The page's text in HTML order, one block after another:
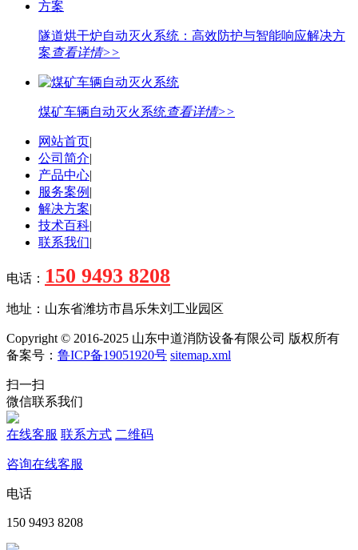
隧道烘干炉自动灭火系统：高效防护与智能响应解决方
案查看详情>>
煤矿车辆自动灭火系统查看详情>>
网站首页|
公司简介|
产品中心|
服务案例 |
解决方案|
技术百科|
联系我们|
电话： 150 9493 8208
地址：山东省潍坊市昌乐朱刘工业园区
Copyright © 2016-2025 山东中道消防设备有限公司 版权所有
备案号： 鲁ICP备19051920号 sitemap.xml
扫一扫
微信联系我们
在线客服 联系方式 二维码
咨询在线客服
电话
150 9493 8208